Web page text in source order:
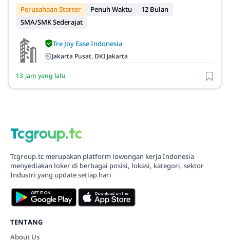
Perusahaan Starter Penuh Waktu
12 Bulan
SMA/SMK Sederajat
Tre Joy Ease Indonesia
Jakarta Pusat, DKI Jakarta
13 jam yang lalu
Tcgroup.tc merupakan platform lowongan kerja Indonesia
menyediakan loker di berbagai posisi, lokasi, kategori, sektor
Industri yang update setiap hari
TENTANG
About Us